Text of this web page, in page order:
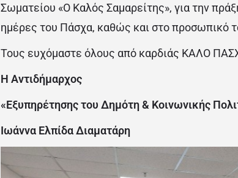
Σωματείου «Ο Καλός Σαμαρείτης», για την
ημέρες του Πάσχα, καθώς και στο προσωπικό
Τους ευχόμαστε όλους από καρδιάς ΚΑΛΟ
Η Αντιδήμαρχος
«Εξυπηρέτησης του Δημότη & Κοινωνικής
Ιωάννα Ελπίδα Διαματάρη